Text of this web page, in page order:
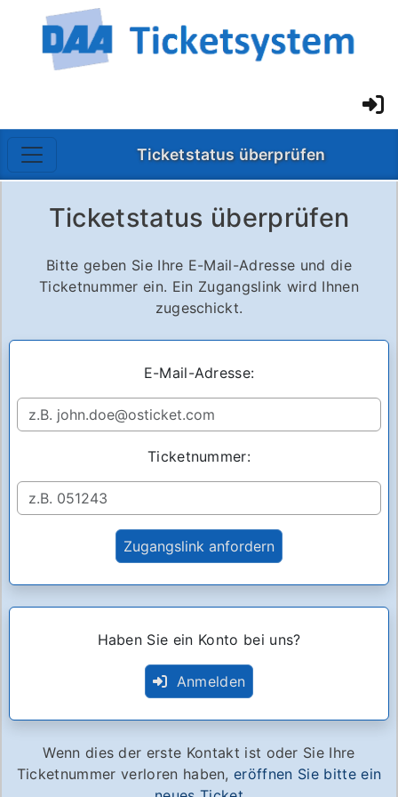
Ticketstatus überprüfen
Ticketstatus überprüfen
Bitte geben Sie Ihre E-Mail-Adresse und die
Ticketnummer ein. Ein Zugangslink wird Ihnen
zugeschickt.
E-Mail-Adresse:
Ticketnummer:
Haben Sie ein Konto bei uns?
Anmelden
Wenn dies der erste Kontakt ist oder Sie Ihre
Ticketnummer verloren haben,eröffnen Sie bitte ein